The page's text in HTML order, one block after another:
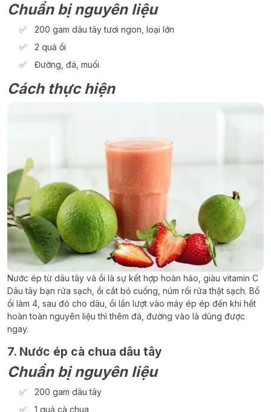
Chuẩn bị nguyên liệu
200 gam dâu tây tươi ngon, loại lớn
2 quả ổi
Đường, đá, muối
Cách thực hiện
Nước ép từ dâu tây và ổi là sự kết hợp hoàn hảo, giàu vitamin C
Dâu tây bạn rửa sạch, ổi cắt bỏ cuống, núm rồi rửa thật sạch. Bổ
ổi làm 4, sau đó cho dâu, ổi lần lượt vào máy ép ép đến khi hết
hoàn toàn nguyên liệu thì thêm đá, đường vào là dùng được
ngay.
7. Nước ép cà chua dâu tây
Chuẩn bị nguyên liệu
200 gam dâu tây
1 quả cà chua